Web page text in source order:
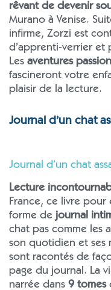
rêvant de devenir
Murano à Venise.
infirme, Zorzi est
d’apprenti-verrier et
Les aventures
fascineront votre
plaisir de la lecture.
Journal d’un chat
Journal d’un chat
Lecture
France, ce livre pour
forme de journal
chat pas comme les
son quotidien et ses
sont racontés de
page du journal. La
narrée dans 9 tomes